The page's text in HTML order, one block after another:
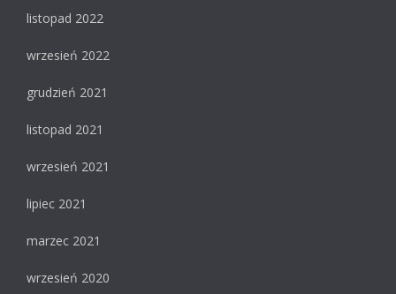
listopad 2022
wrzesień 2022
grudzień 2021
listopad 2021
wrzesień 2021
lipiec 2021
marzec 2021
wrzesień 2020